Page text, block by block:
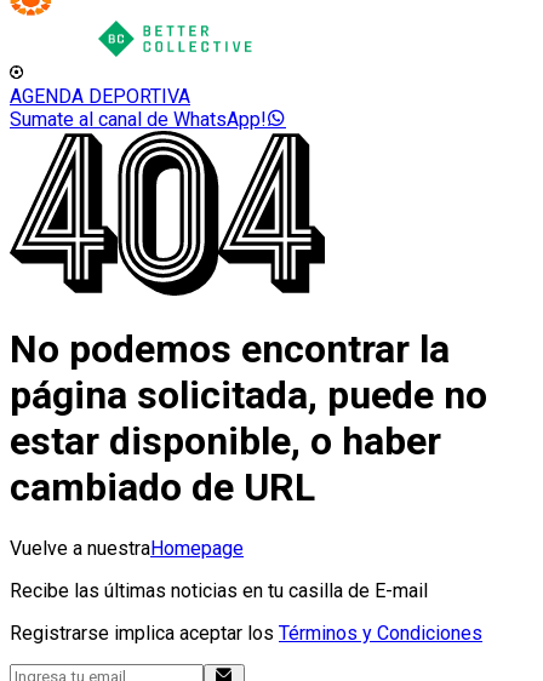
AGENDA DEPORTIVA
Sumate al canal de WhatsApp!
No podemos encontrar la
página solicitada, puede no
estar disponible, o haber
cambiado de URL
Vuelve a nuestraHomepage
Recibe las últimas noticias en tu casilla de E-mail
Registrarse implica aceptar los Términos y Condiciones